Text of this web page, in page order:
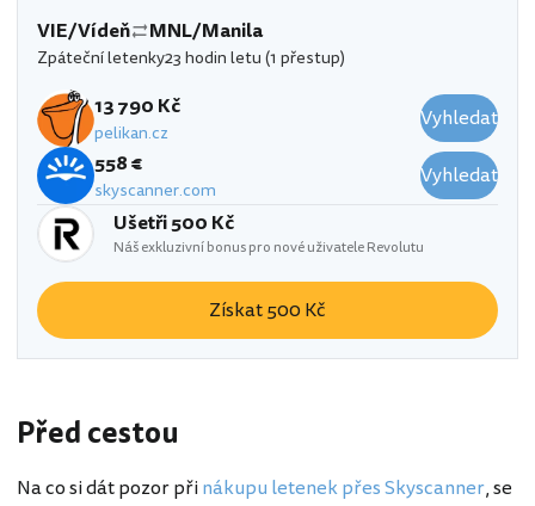
VIE/Vídeň MNL/Manila
Zpáteční letenky23 hodin letu (1 přestup)
13 790 Kč
pelikan.cz
Vyhledat
558 €
skyscanner.com
Vyhledat
Ušetři 500 Kč
Náš exkluzivní bonus pro nové uživatele Revolutu
Získat 500 Kč
Před cestou
Na co si dát pozor přinákupu letenek přes Skyscanner, se